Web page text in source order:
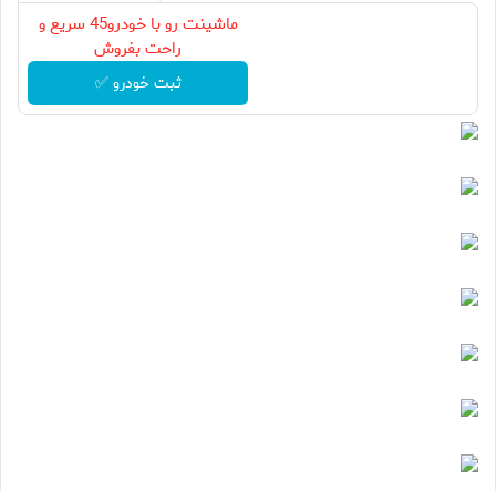
ماشینت رو با خودرو45 سریع و
راحت بفروش
ثبت خودرو ✅